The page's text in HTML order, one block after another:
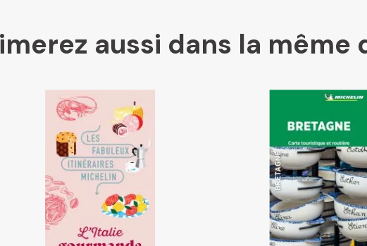
Boutique L'Aventure Michelin
aussi dans la